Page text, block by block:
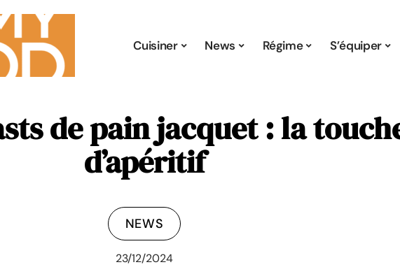
Cuisiner News Régime S’équiper
de pain jacquet : la
d’apéritif
NEWS
23/12/2024